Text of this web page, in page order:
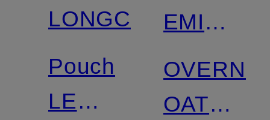
LONGCHAMP
Pouch
LE
EMI
ARPA
SKIN
OATS